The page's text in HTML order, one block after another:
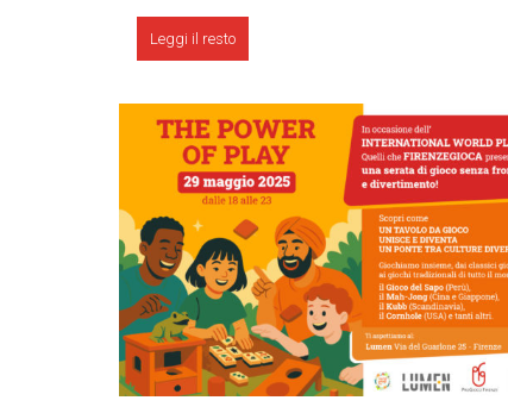
Leggi il resto